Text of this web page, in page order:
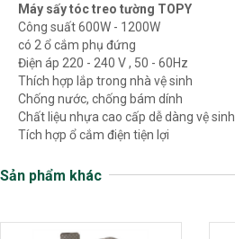
Máy sấy tóc treo tường TOPY
Công suất 600W - 1200W
có 2 ổ cắm phụ đứng
Điện áp 220 - 240 V , 50 - 60Hz
Thích hợp lắp trong nhà vệ sinh
Chống nước, chống bám dính
Chất liệu nhựa cao cấp dễ dàng vệ sinh
Tích hợp ổ cắm điện tiện lợi
Sản phẩm khác